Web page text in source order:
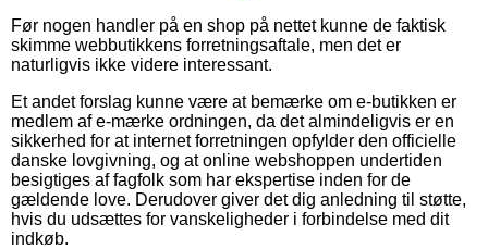
Før nogen handler på en shop på nettet kunne de faktisk
skimme webbutikkens forretningsaftale, men det er
naturligvis ikke videre interessant.
Et andet forslag kunne være at bemærke om e-butikken er
medlem af e-mærke ordningen, da det almindeligvis er en
sikkerhed for at internet forretningen opfylder den officielle
danske lovgivning, og at online webshoppen undertiden
besigtiges af fagfolk som har ekspertise inden for de
gældende love. Derudover giver det dig anledning til støtte,
hvis du udsættes for vanskeligheder i forbindelse med dit
indkøb.